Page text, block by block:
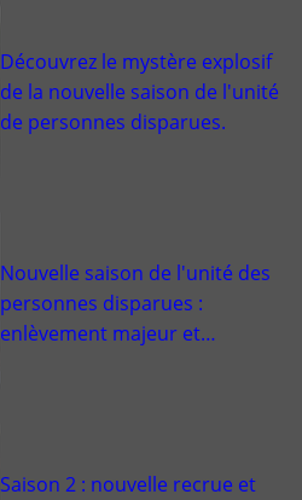
Découvrez le mystère explosif
de la nouvelle saison de l'unité
de personnes disparues.
Nouvelle saison de l'unité des
personnes disparues :
enlèvement majeur et…
Saison 2 : nouvelle recrue et